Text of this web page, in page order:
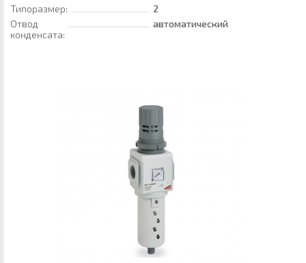
Типоразмер:
2
Отвод
конденсата:
автоматический